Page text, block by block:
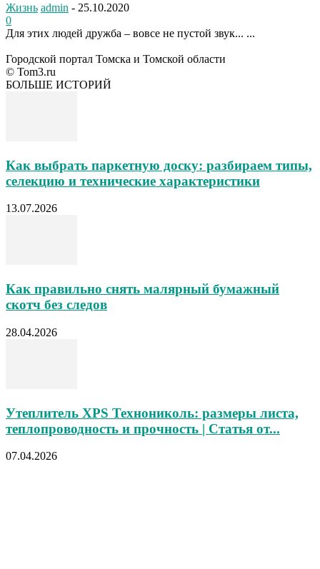
Жизнь admin - 25.10.2020
0
Для этих людей дружба – вовсе не пустой звук... ...
Городской портал Томска и Томской области
© Tom3.ru
БОЛЬШЕ ИСТОРИЙ
Как выбрать паркетную доску: разбираем типы,
селекцию и технические характеристики
13.07.2026
Как правильно снять малярный бумажный
скотч без следов
28.04.2026
Утеплитель XPS Технониколь: размеры листа,
теплопроводность и прочность | Статья от...
07.04.2026